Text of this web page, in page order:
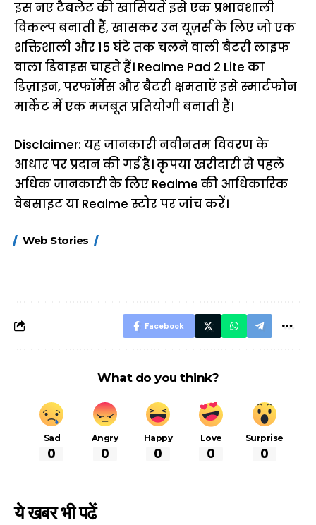
इस नए टैबलेट की खासियतें इसे एक प्रभावशाली
विकल्प बनाती हैं, खासकर उन यूज़र्स के लिए जो एक
शक्तिशाली और 15 घंटे तक चलने वाली बैटरी लाइफ
वाला डिवाइस चाहते हैं। Realme Pad 2 Lite का
डिज़ाइन, परफॉर्मेंस और बैटरी क्षमताएँ इसे स्मार्टफोन
मार्केट में एक मजबूत प्रतियोगी बनाती हैं।
Disclaimer: यह जानकारी नवीनतम विवरण के
आधार पर प्रदान की गई है। कृपया खरीदारी से पहले
अधिक जानकारी के लिए Realme की आधिकारिक
वेबसाइट या Realme स्टोर पर जांच करें।
Web Stories
FASTag के ये नए
Facebook
What do you think?
Sad
0
Angry
0
Happy
0
Love
0
Surprise
0
ये खबर भी पढें